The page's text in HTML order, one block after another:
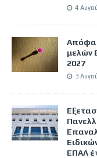
4
μελών
2027
3
ΕΠΑΛ